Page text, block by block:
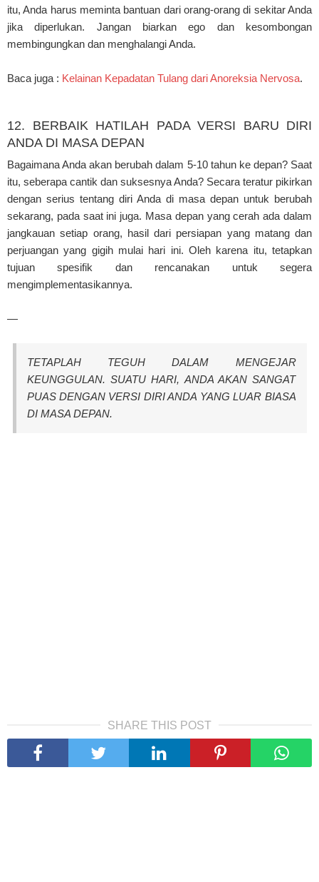
itu, Anda harus meminta bantuan dari orang-orang di sekitar Anda
jika diperlukan. Jangan biarkan ego dan kesombongan
membingungkan dan menghalangi Anda.
Baca juga : Kelainan Kepadatan Tulang dari Anoreksia Nervosa.
12. BERBAIK HATILAH PADA VERSI BARU DIRI
ANDA DI MASA DEPAN
Bagaimana Anda akan berubah dalam 5-10 tahun ke depan? Saat
itu, seberapa cantik dan suksesnya Anda? Secara teratur pikirkan
dengan serius tentang diri Anda di masa depan untuk berubah
sekarang, pada saat ini juga. Masa depan yang cerah ada dalam
jangkauan setiap orang, hasil dari persiapan yang matang dan
perjuangan yang gigih mulai hari ini. Oleh karena itu, tetapkan
tujuan spesifik dan rencanakan untuk segera
mengimplementasikannya.
—
TETAPLAH TEGUH DALAM MENGEJAR
KEUNGGULAN. SUATU HARI, ANDA AKAN SANGAT
PUAS DENGAN VERSI DIRI ANDA YANG LUAR BIASA
DI MASA DEPAN.
SHARE THIS POST